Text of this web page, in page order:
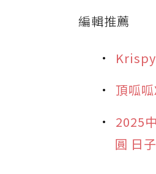
編輯推薦
頂呱
2025
圓 日